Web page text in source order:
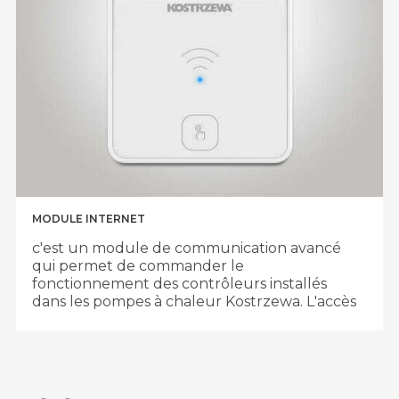
MODULE INTERNET
c'est un module de communication avancé
qui permet de commander le
fonctionnement des contrôleurs installés
dans les pompes à chaleur Kostrzewa. L'accès